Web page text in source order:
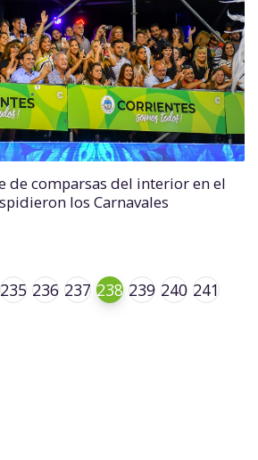
de comparsas del interior en el
los Carnavales
235 236 237 238 239 240 241